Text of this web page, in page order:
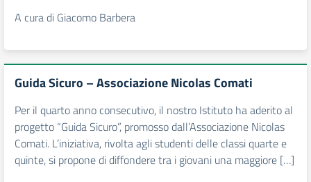
A cura di Giacomo Barbera
Guida Sicuro – Associazione Nicolas Comati
Per il quarto anno consecutivo, il nostro Istituto ha aderito al
progetto “Guida Sicuro”, promosso dall’Associazione Nicolas
Comati. L’iniziativa, rivolta agli studenti delle classi quarte e
quinte, si propone di diffondere tra i giovani una maggiore […]